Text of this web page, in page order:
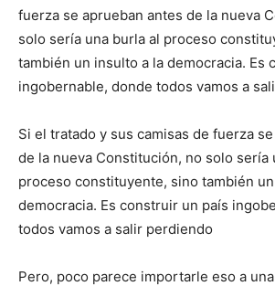
fuerza se aprueban antes de la nueva
solo sería una burla al proceso
también un insulto a la democracia. Es
ingobernable, donde todos vamos a
Si el tratado y sus camisas de fuerza
de la nueva Constitución, no solo sería
proceso constituyente, sino también
democracia. Es construir un país
todos vamos a salir perdiendo
Pero, poco parece importarle eso a